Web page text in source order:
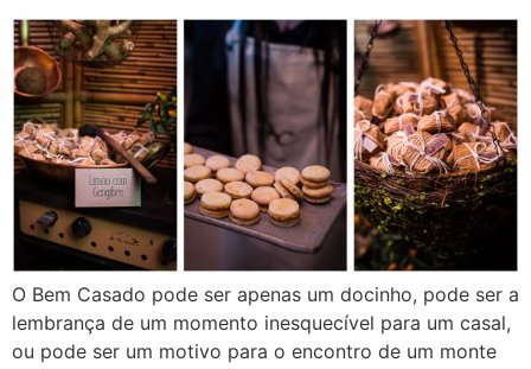
O Bem Casado pode ser apenas um docinho, pode ser a
lembrança de um momento inesquecível para um casal,
ou pode ser um motivo para o encontro de um monte